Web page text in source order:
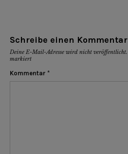
Schreibe einen Kommentar
Deine E-Mail-Adresse wird nicht veröffentlicht.
markiert
Kommentar *